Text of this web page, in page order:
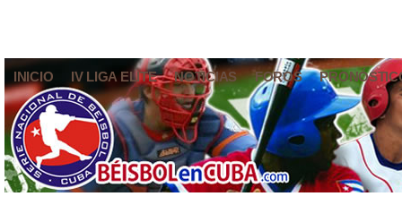
INICIO IV LIGA ELITE NOTICIAS FOROS